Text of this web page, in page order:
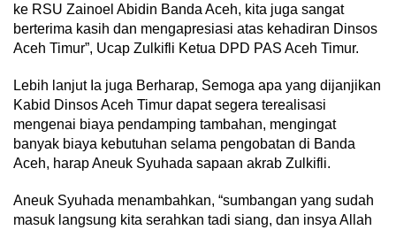
ke RSU Zainoel Abidin Banda Aceh, kita juga sangat
berterima kasih dan mengapresiasi atas kehadiran Dinsos
Aceh Timur”, Ucap Zulkifli Ketua DPD PAS Aceh Timur.
Lebih lanjut Ia juga Berharap, Semoga apa yang dijanjikan
Kabid Dinsos Aceh Timur dapat segera terealisasi
mengenai biaya pendamping tambahan, mengingat
banyak biaya kebutuhan selama pengobatan di Banda
Aceh, harap Aneuk Syuhada sapaan akrab Zulkifli.
Aneuk Syuhada menambahkan, “sumbangan yang sudah
masuk langsung kita serahkan tadi siang, dan insya Allah